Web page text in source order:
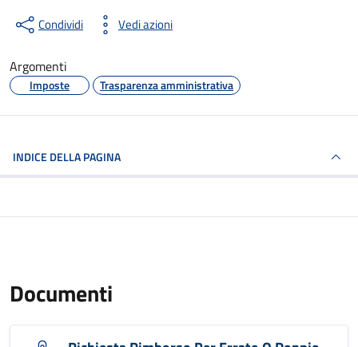
Condividi Vedi azioni
Argomenti
Imposte Trasparenza amministrativa
INDICE DELLA PAGINA
Documenti